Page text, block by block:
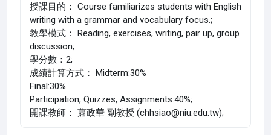
授課目的： Course familiarizes students with English
writing with a grammar and vocabulary focus.;
教學模式： Reading, exercises, writing, pair up, group
discussion;
學分數：2;
成績計算方式： Midterm:30%
Final:30%
Participation, Quizzes, Assignments:40%;
開課教師： 蕭政華 副教授 (chhsiao@niu.edu.tw);